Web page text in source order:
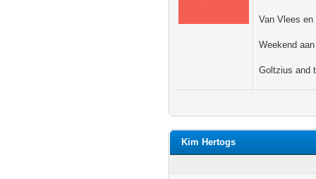
Van Vlees
Weekend
Goltzius and
Kim Hertogs